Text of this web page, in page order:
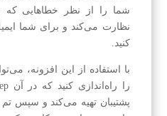
شما را از نظر خطاهایی که
نظارت می‌کند و برای شما
کنید.
با استفاده از این افزونه،
پشتیبان تهیه می‌کند و سپس